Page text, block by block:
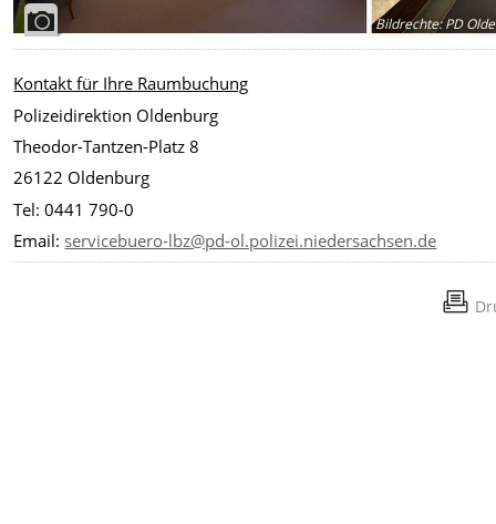
Bildrechte:PD
Kontakt für Ihre Raumbuchung
Polizeidirektion Oldenburg
Theodor-Tantzen-Platz 8
26122 Oldenburg
Tel: 0441 790-0
Email: servicebuero-lbz@pd-ol.polizei.niedersachsen.de